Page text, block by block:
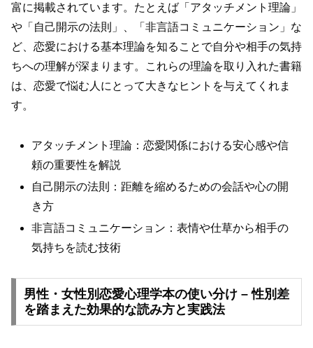
富に掲載されています。たとえば「アタッチメント理論」
や「自己開示の法則」、「非言語コミュニケーション」な
ど、恋愛における基本理論を知ることで自分や相手の気持
ちへの理解が深まります。これらの理論を取り入れた書籍
は、恋愛で悩む人にとって大きなヒントを与えてくれま
す。
アタッチメント理論：恋愛関係における安心感や信
頼の重要性を解説
自己開示の法則：距離を縮めるための会話や心の開
き方
非言語コミュニケーション：表情や仕草から相手の
気持ちを読む技術
男性・女性別恋愛心理学本の使い分け – 性別差
を踏まえた効果的な読み方と実践法